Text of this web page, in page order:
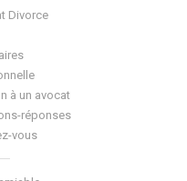
Divorce
à un avocat
réponses
vous